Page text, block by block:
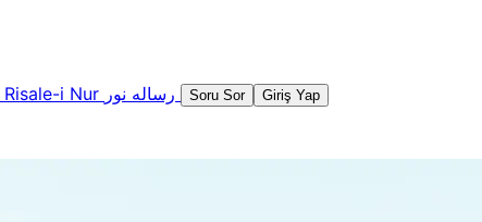
Risale-i Nur Soru Sor Giriş Yap